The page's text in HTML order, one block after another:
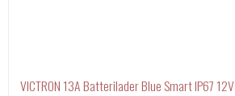
VICTRON 13A Batterilader Blue Smart IP67 12V